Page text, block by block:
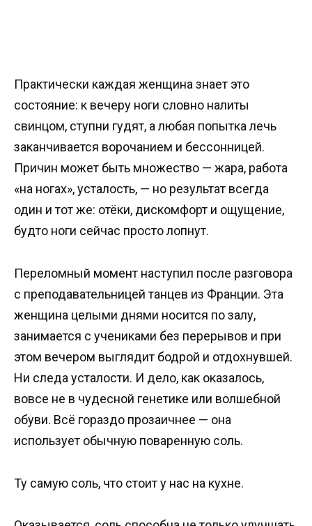
Практически каждая женщина знает это
состояние: к вечеру ноги словно налиты
свинцом, ступни гудят, а любая попытка лечь
заканчивается ворочанием и бессонницей.
Причин может быть множество — жара, работа
«на ногах», усталость, — но результат всегда
один и тот же: отёки, дискомфорт и ощущение,
будто ноги сейчас просто лопнут.
Переломный момент наступил после разговора
с преподавательницей танцев из Франции. Эта
женщина целыми днями носится по залу,
занимается с учениками без перерывов и при
этом вечером выглядит бодрой и отдохнувшей.
Ни следа усталости. И дело, как оказалось,
вовсе не в чудесной генетике или волшебной
обуви. Всё гораздо прозаичнее — она
использует обычную поваренную соль.
Ту самую соль, что стоит у нас на кухне.